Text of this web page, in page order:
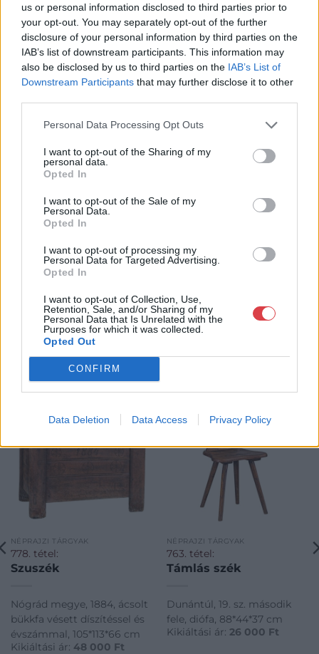
us or personal information disclosed to third parties prior to
your opt-out. You may separately opt-out of the further
disclosure of your personal information by third parties on the
IAB’s list of downstream participants. This information may
also be disclosed by us to third parties on the IAB’s List of
Downstream Participants that may further disclose it to other
Personal Data Processing Opt Outs
I want to opt-out of the Sharing of my
personal data.
Opted In
I want to opt-out of the Sale of my
Personal Data.
Opted In
I want to opt-out of processing my
Personal Data for Targeted Advertising.
Opted In
I want to opt-out of Collection, Use,
Retention, Sale, and/or Sharing of my
Personal Data that Is Unrelated with the
Purposes for which it was collected.
Opted Out
CONFIRM
Data Deletion Data Access Privacy Policy
Cím: Müller Márta
Nagyházi Galéria és Aukciósház
Kft.
1055 Budapest, Balaton utca 8.
Telefon: +361 475 6000 +361
4756005
http://www.nagyhazi.hu
Bemutatkozás: Magas színvonalú festmények és műtárgyak,
bútorok, szőnyegek, üveg, porcelán és ezüst tárgyak, ékszerek,
néprajzi tárgyak értékesítése és aukcionálása. Hagyatékok és
a tárgyfelvétel folyamatos.
KAPCSOLÓDÓ MŰTÁRGYAK
NÉPRAJZI TÁRGYAK
778. tétel:
Szuszék
Nógrád megye, 1884, ácsolt
bükkfa vésett díszítéssel és
évszámmal, 105*113*66 cm
Kikiáltási ár: 48 000 Ft
NÉPRAJZI TÁRGYAK
763. tétel:
Támlás szék
Dunántúl, 19. sz. második
fele, diófa, 88*44*37 cm
Kikiáltási ár: 26 000 Ft